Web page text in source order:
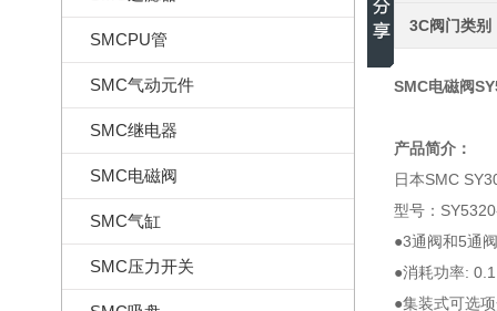
SMCPU管
SMC气动元件
SMC继电器
SMC电磁阀
SMC气缸
SMC压力开关
3C阀门类别
SMC电磁阀
产品简介：
日本SMC
型号：
●3通阀和5通
●消耗功率:
●集装式可选